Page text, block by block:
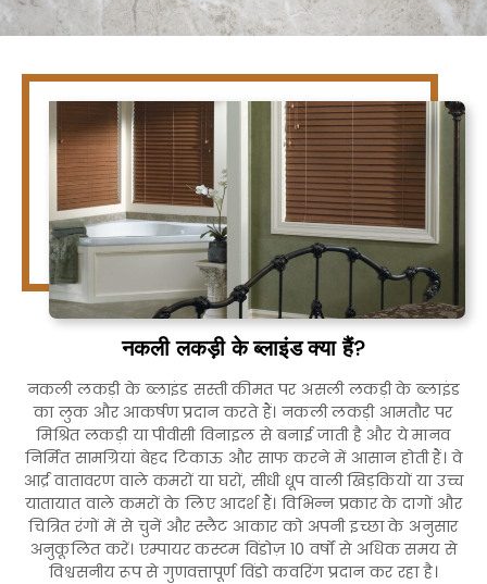
नकली लकड़ी के ब्लाइंड क्या हैं?
नकली लकड़ी के ब्लाइंड सस्ती कीमत पर असली लकड़ी के ब्लाइंड
का लुक और आकर्षण प्रदान करते हैं। नकली लकड़ी आमतौर पर
मिश्रित लकड़ी या पीवीसी विनाइल से बनाई जाती है और ये मानव
निर्मित सामग्रियां बेहद टिकाऊ और साफ करने में आसान होती हैं। वे
आर्द्र वातावरण वाले कमरों या घरों, सीधी धूप वाली खिड़कियों या उच्च
यातायात वाले कमरों के लिए आदर्श हैं। विभिन्न प्रकार के दागों और
चित्रित रंगों में से चुनें और स्लैट आकार को अपनी इच्छा के अनुसार
अनुकूलित करें। एम्पायर कस्टम विंडोज़ 10 वर्षों से अधिक समय से
विश्वसनीय रूप से गुणवत्तापूर्ण विंडो कवरिंग प्रदान कर रहा है।